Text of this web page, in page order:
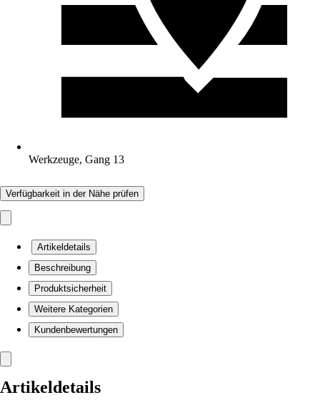
Werkzeuge, Gang 13
Verfügbarkeit in der Nähe prüfen
Artikeldetails
Beschreibung
Produktsicherheit
Weitere Kategorien
Kundenbewertungen
Artikeldetails